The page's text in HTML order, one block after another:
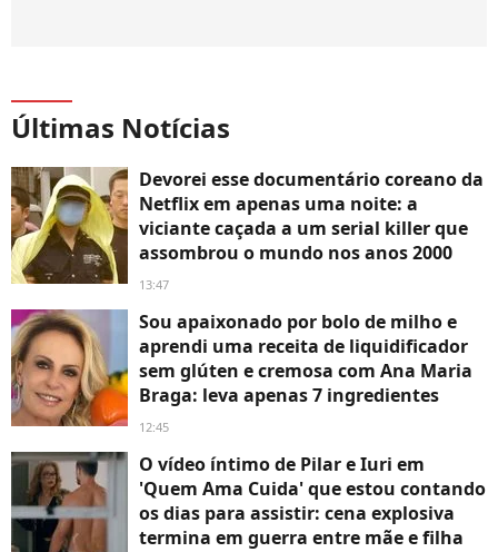
Últimas Notícias
Devorei esse documentário coreano da
Netflix em apenas uma noite: a
viciante caçada a um serial killer que
assombrou o mundo nos anos 2000
13:47
Sou apaixonado por bolo de milho e
aprendi uma receita de liquidificador
sem glúten e cremosa com Ana Maria
Braga: leva apenas 7 ingredientes
12:45
O vídeo íntimo de Pilar e Iuri em
'Quem Ama Cuida' que estou contando
os dias para assistir: cena explosiva
termina em guerra entre mãe e filha